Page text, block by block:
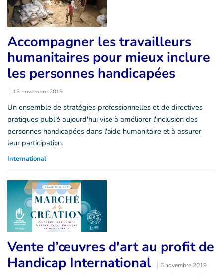
Accompagner les travailleurs
humanitaires pour mieux inclure
les personnes handicapées
13 novembre 2019
Un ensemble de stratégies professionnelles et de directives
pratiques publié aujourd'hui vise à améliorer l'inclusion des
personnes handicapées dans l'aide humanitaire et à assurer
leur participation.
International
Vente d’œuvres d'art au profit de
Handicap International
6 novembre 2019